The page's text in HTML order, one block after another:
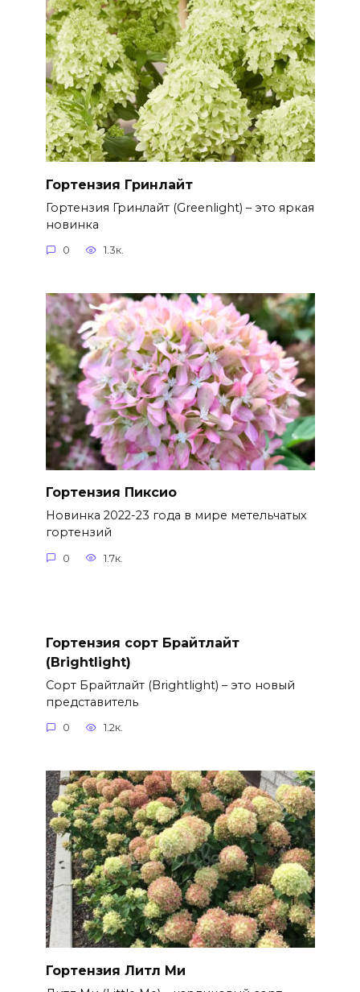
Гортензия Гринлайт
Гортензия Гринлайт (Greenlight) – это яркая
новинка
0 1.3к.
Гортензия Пиксио
Новинка 2022-23 года в мире метельчатых
гортензий
0 1.7к.
Гортензия сорт Брайтлайт
(Brightlight)
Сорт Брайтлайт (Brightlight) – это новый
представитель
0 1.2к.
Гортензия Литл Ми